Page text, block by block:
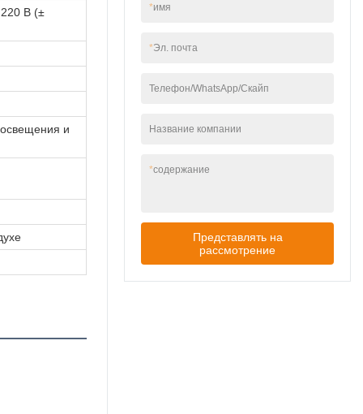
В (±
и
*имя
*Эл. почта
Телефон/WhatsApp/Скайп
Название компании
*содержание
Представлять на
рассмотрение